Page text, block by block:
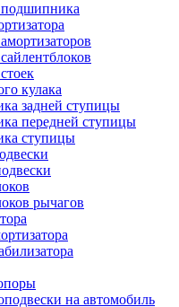
подшипника
кулака
задней ступицы
передней ступицы
ступицы
рычагов
на автомобиль